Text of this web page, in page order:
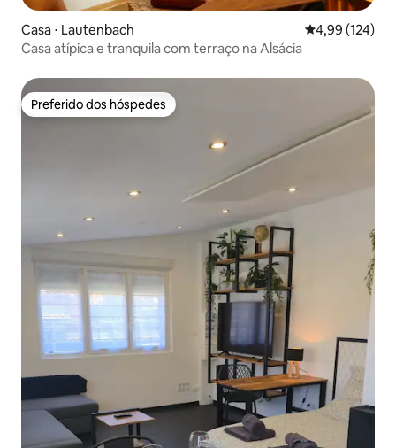
Casa ⋅ Lautenbach 4,99 de uma
4,99 (124)
Casa atípica e tranquila com terraço na Alsácia
Preferido dos hóspedes
Preferido dos hóspedes